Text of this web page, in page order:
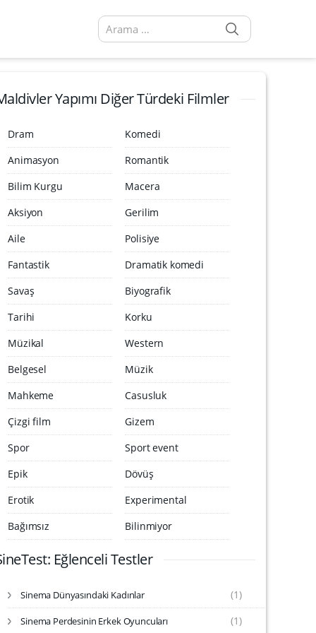
Arama sonuçları:
Yapımı Diğer Türdeki Filmler
Dram
Komedi
Animasyon
Romantik
Bilim Kurgu
Macera
Aksiyon
Gerilim
Aile
Polisiye
Fantastik
Dramatik komedi
Savaş
Biyografik
Tarihi
Korku
Müzikal
Western
Belgesel
Müzik
Mahkeme
Casusluk
Çizgi film
Gizem
Spor
Sport event
Epik
Dövüş
Erotik
Experimental
Bağımsız
Bilinmiyor
Eğlenceli Testler
Sinema Dünyasındaki Kadınlar (1)
Sinema Perdesinin Erkek Oyuncuları (1)